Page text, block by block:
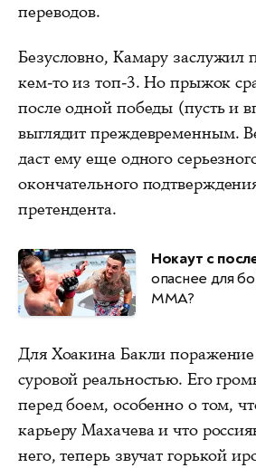
переводов.
Безусловно, Камару заслужил
кем-то из топ-3. Но прыжок
после одной победы (пусть и
выглядит преждевременным.
даст ему еще одного
окончательного
претендента.
Нокаут с
опаснее для
ММА?
Для Хоакина Бакли поражение
суровой реальностью. Его
перед боем, особенно о том,
карьеру Махачева и что
него, теперь звучат горькой